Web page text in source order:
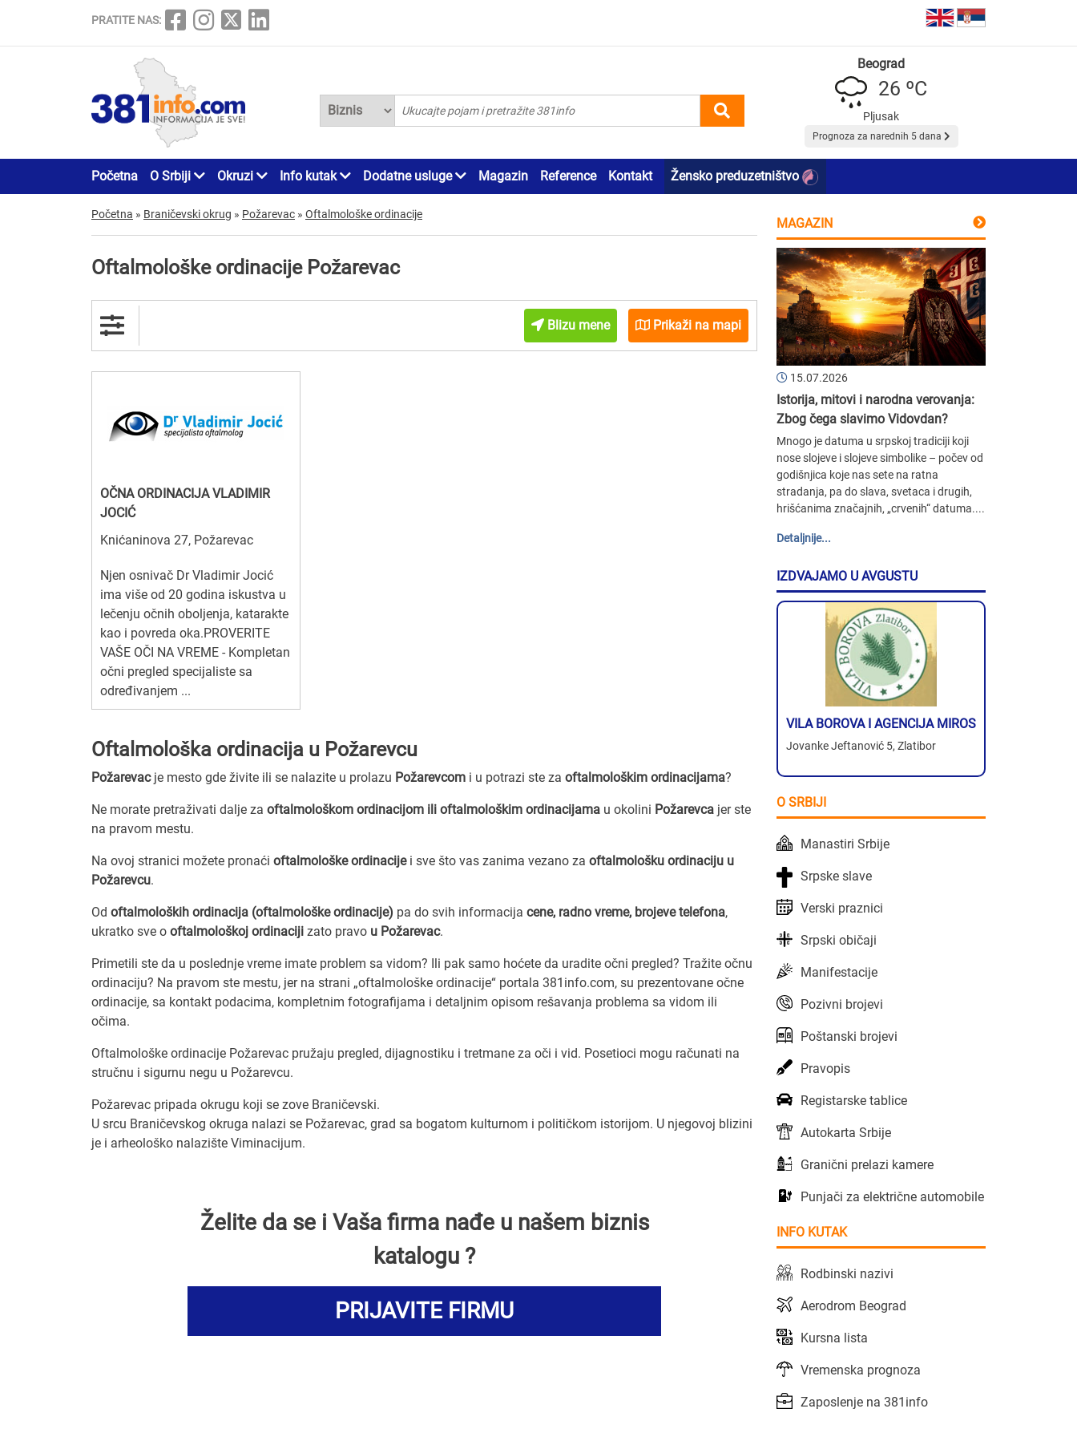
PRATITE NAS:
Beograd
26 ºC
Pljusak
Prognoza za narednih 5 dana
Početna O Srbiji Okruzi Info kutak Dodatne usluge Magazin Reference Kontakt Žensko preduzetništvo
Početna » Braničevski okrug » Požarevac » Oftalmološke ordinacije
Oftalmološke ordinacije Požarevac
Blizu mene Prikaži na mapi
OČNA ORDINACIJA VLADIMIR
JOCIĆ
Knićaninova 27, Požarevac
Njen osnivač Dr Vladimir Jocić
ima više od 20 godina iskustva u
lečenju očnih oboljenja, katarakte
kao i povreda oka.PROVERITE
VAŠE OČI NA VREME - Kompletan
očni pregled specijaliste sa
određivanjem ...
Oftalmološka ordinacija u Požarevcu
Požarevacje mesto gde živite ili se nalazite u prolazu Požarevcom i u potrazi ste za oftalmološkim ordinacijama?
Ne morate pretraživati dalje za oftalmološkom ordinacijom ili oftalmološkim ordinacijama u okolini Požarevca jer ste
na pravom mestu.
Na ovoj stranici možete pronaći oftalmološke ordinacijei sve što vas zanima vezano za oftalmološku ordinaciju u
Požarevcu.
Od oftalmoloških ordinacija (oftalmološke ordinacije) pa do svih informacija cene, radno vreme, brojeve telefona,
ukratko sve o oftalmološkoj ordinaciji zato pravo u Požarevac.
Primetili ste da u poslednje vreme imate problem sa vidom? Ili pak samo hoćete da uradite očni pregled? Tražite očnu
ordinaciju? Na pravom ste mestu, jer na strani „oftalmološke ordinacije“ portala 381info.com, su prezentovane očne
ordinacije, sa kontakt podacima, kompletnim fotografijama i detaljnim opisom rešavanja problema sa vidom ili
očima.
Oftalmološke ordinacije Požarevac pružaju pregled, dijagnostiku i tretmane za oči i vid. Posetioci mogu računati na
stručnu i sigurnu negu u Požarevcu.
Požarevac pripada okrugu koji se zove Braničevski.
U srcu Braničevskog okruga nalazi se Požarevac, grad sa bogatom kulturnom i političkom istorijom. U njegovoj blizini
je i arheološko nalazište Viminacijum.
Želite da se i Vaša firma nađe u našem biznis
katalogu ?
PRIJAVITE FIRMU
MAGAZIN
15.07.2026
Istorija, mitovi i narodna verovanja:
Zbog čega slavimo Vidovdan?
Mnogo je datuma u srpskoj tradiciji koji
nose slojeve i slojeve simbolike – počev od
godišnjica koje nas sete na ratna
stradanja, pa do slava, svetaca i drugih,
hrišćanima značajnih, „crvenih“ datuma....
Detaljnije...
IZDVAJAMO U AVGUSTU
VILA BOROVA I AGENCIJA MIROS
Jovanke Jeftanović 5, Zlatibor
O SRBIJI
Manastiri Srbije
Srpske slave
Verski praznici
Srpski običaji
Manifestacije
Pozivni brojevi
Poštanski brojevi
Pravopis
Registarske tablice
Autokarta Srbije
Granični prelazi kamere
Punjači za električne automobile
INFO KUTAK
Rodbinski nazivi
Aerodrom Beograd
Kursna lista
Vremenska prognoza
Zaposlenje na 381info